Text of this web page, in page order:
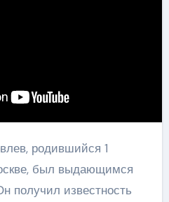
родившийся 1
был выдающимся
получил известность